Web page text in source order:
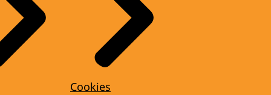
Cookies